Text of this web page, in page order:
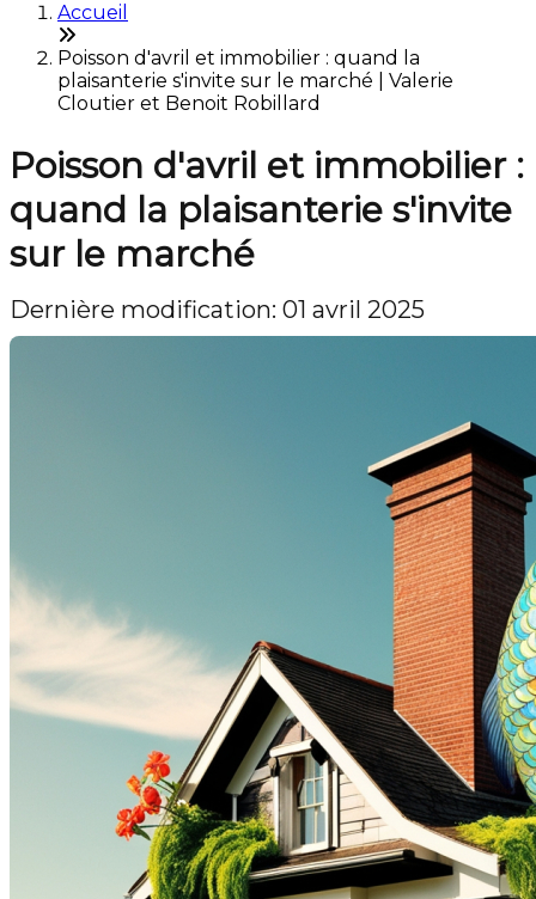
Accueil
Poisson d'avril et immobilier : quand la
plaisanterie s'invite sur le marché | Valerie
Cloutier et Benoit Robillard
Poisson d'avril et immobilier :
quand la plaisanterie s'invite
sur le marché
Dernière modification: 01 avril 2025